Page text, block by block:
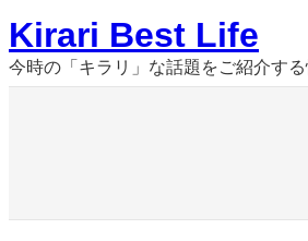
容
を
ス
Kirari Best Life
今時の「キラリ」な話題をご紹介する